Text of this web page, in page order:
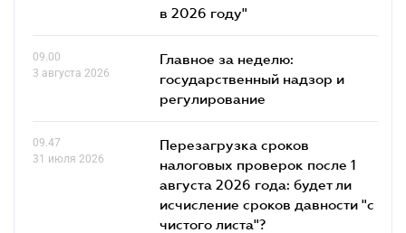
в 2026 году"
09.00
3 августа 2026
Главное за неделю:
государственный надзор и
регулирование
09.47
31 июля 2026
Перезагрузка сроков
налоговых проверок после 1
августа 2026 года: будет ли
исчисление сроков давности "с
чистого листа"?